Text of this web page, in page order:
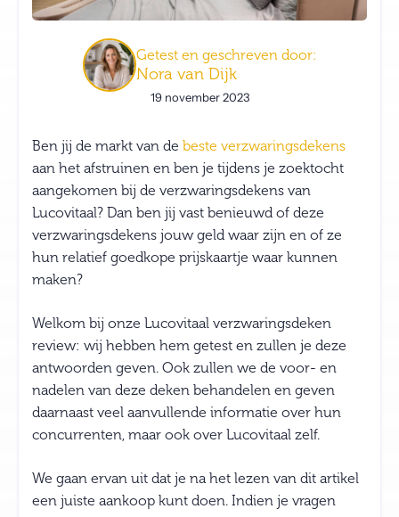
Getest en geschreven door:
Nora van Dijk
19 november 2023
Ben jij de markt van de beste verzwaringsdekens
aan het afstruinen en ben je tijdens je zoektocht
aangekomen bij de verzwaringsdekens van
Lucovitaal? Dan ben jij vast benieuwd of deze
verzwaringsdekens jouw geld waar zijn en of ze
hun relatief goedkope prijskaartje waar kunnen
maken?
Welkom bij onze Lucovitaal verzwaringsdeken
review: wij hebben hem getest en zullen je deze
antwoorden geven. Ook zullen we de voor- en
nadelen van deze deken behandelen en geven
daarnaast veel aanvullende informatie over hun
concurrenten, maar ook over Lucovitaal zelf.
We gaan ervan uit dat je na het lezen van dit artikel
een juiste aankoop kunt doen. Indien je vragen